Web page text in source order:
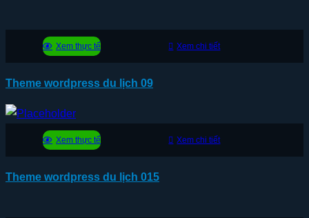
Xem thực tế Xem chi tiết
Theme wordpress du lịch 09
Xem thực tế Xem chi tiết
Theme wordpress du lịch 015